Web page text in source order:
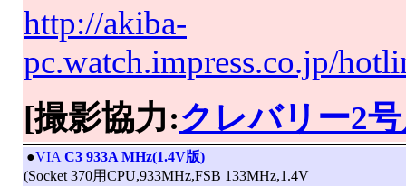
http://akiba-
pc.watch.impress.co.jp/
[撮影協力:クレバリー2
●VIA C3 933A MHz(1.4V版)
(Socket 370用CPU,933MHz,FSB 133MHz,1.4V